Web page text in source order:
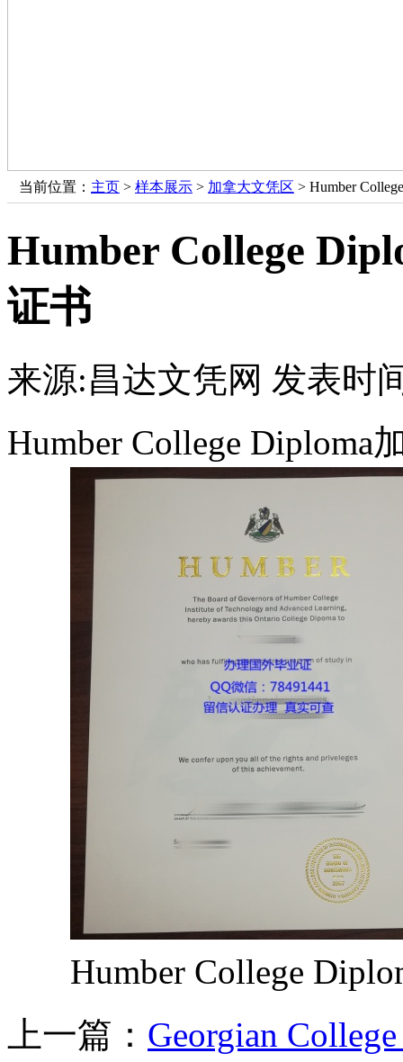
当前位置： 主页 > 样本展示 > 加拿大文凭区 > Humber
Humber College
证书
来源:昌达文凭网 发表时
Humber College Diploma
Humber College
上一篇： Georgian